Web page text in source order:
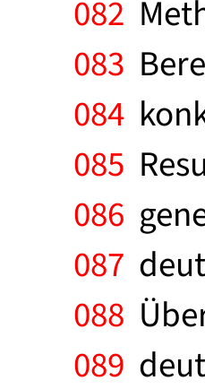
082
083
084
085
086
087
088
089